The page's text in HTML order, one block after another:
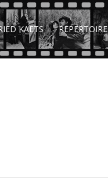
KAETS REPERTOIRE